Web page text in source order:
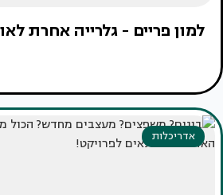
למון פריים - גלרייה אחרת
אדריכלות